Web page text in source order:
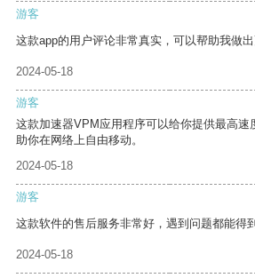
游客
这款app的用户评论非常真实，可以帮助我做出
2024-05-18
游客
这款加速器VPM应用程序可以给你提供最高速
助你在网络上自由移动。
2024-05-18
游客
这款软件的售后服务非常好，遇到问题都能得
2024-05-18